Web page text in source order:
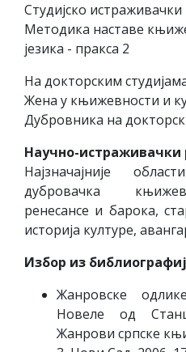
Студијско истраживачки
Методика наставе
језика - пракса 2
На докторским
Жена у књижевности и
Дубровника на
Нaучнo-истрaживaчки
Најзначајније
дубровачка
ренесансе и барока,
историја културе,
Избор из
Жанровске
Новеле од
Жанрови српске